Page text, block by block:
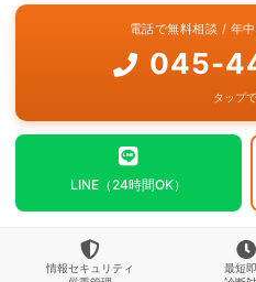
電話で無料相談 / 年
045-
タップ
LINE（24時間OK）
情報セキュリティ
最短